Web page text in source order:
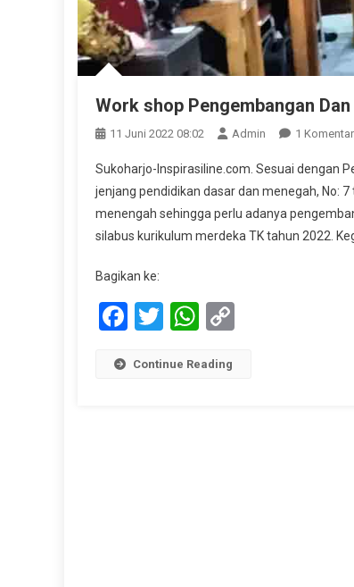
Work shop Pengembangan
11 Juni 2022 08:02 Admin 1 Komentar
Sukoharjo-Inspirasiline.com. Sesuai dengan
jenjang pendidikan dasar dan menegah, No:
menengah sehingga perlu adanya
silabus kurikulum merdeka TK tahun 2022.
Bagikan ke:
Facebook
TwitterWhatsApp
Continue Reading